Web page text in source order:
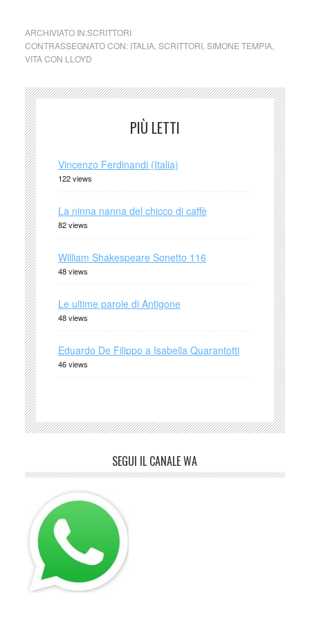
ARCHIVIATO IN:SCRITTORI
CONTRASSEGNATO CON: ITALIA, SCRITTORI, SIMONE TEMPIA,
VITA CON LLOYD
PIÙ LETTI
Vincenzo Ferdinandi (Italia)
122 views
La ninna nanna del chicco di caffè
82 views
William Shakespeare Sonetto 116
48 views
Le ultime parole di Antigone
48 views
Eduardo De Filippo a Isabella Quarantotti
46 views
SEGUI IL CANALE WA